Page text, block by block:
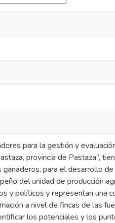
para la gestión y
provincia de Pastaza”,
para el desarrollo
del unidad de producción
y políticos y representan una
a nivel de fincas de las
los potenciales y los